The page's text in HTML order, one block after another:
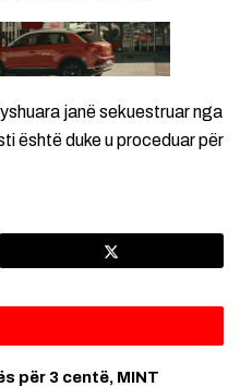
janë sekuestruar nga
është duke u proceduar për
për 3 centë, MINT